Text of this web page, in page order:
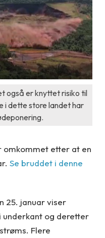
også er knyttet risiko til
i dette store landet har
omkommet etter at en
Se bruddet i denne
25. januar viser
underkant og deretter
Flere